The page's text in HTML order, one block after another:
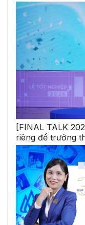
[FINAL TALK
riêng để trưởng